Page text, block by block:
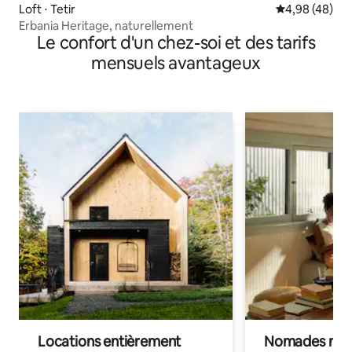
Loft ⋅ Tetir Évaluation
4,98 (48)
Erbania Heritage, naturellement
Le confort d'un chez-soi et des tarifs
mensuels avantageux
Locations entièrement
Nomades